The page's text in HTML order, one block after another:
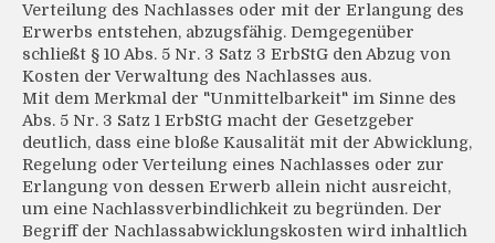
Verteilung des Nachlasses oder mit der Erlangung des
Erwerbs entstehen, abzugsfähig. Demgegenüber
schließt § 10 Abs. 5 Nr. 3 Satz 3 ErbStG den Abzug von
Kosten der Verwaltung des Nachlasses aus.
Mit dem Merkmal der "Unmittelbarkeit" im Sinne des
Abs. 5 Nr. 3 Satz 1 ErbStG macht der Gesetzgeber
deutlich, dass eine bloße Kausalität mit der Abwicklung,
Regelung oder Verteilung eines Nachlasses oder zur
Erlangung von dessen Erwerb allein nicht ausreicht,
um eine Nachlassverbindlichkeit zu begründen. Der
Begriff der Nachlassabwicklungskosten wird inhaltlich